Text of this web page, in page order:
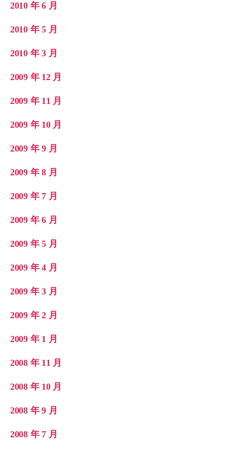
2010 年 6 月
2010 年 5 月
2010 年 3 月
2009 年 12 月
2009 年 11 月
2009 年 10 月
2009 年 9 月
2009 年 8 月
2009 年 7 月
2009 年 6 月
2009 年 5 月
2009 年 4 月
2009 年 3 月
2009 年 2 月
2009 年 1 月
2008 年 11 月
2008 年 10 月
2008 年 9 月
2008 年 7 月